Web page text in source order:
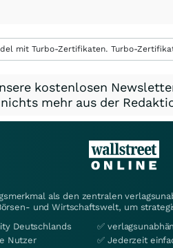
mit Turbo-Zertifikaten. Turbo-
kostenlosen
mehr aus der
als den zentralen
und Wirtschaftswelt, um
Deutschlands
Nutzer
✅
✅ Jederzeit